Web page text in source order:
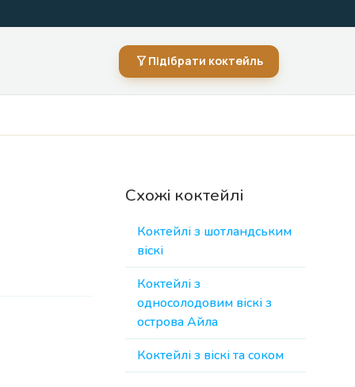
Підібрати коктейль
Схожі коктейлі
Коктейлі з шотландським
віскі
Коктейлі з
односолодовим віскі з
острова Айла
Коктейлі з віскі та соком